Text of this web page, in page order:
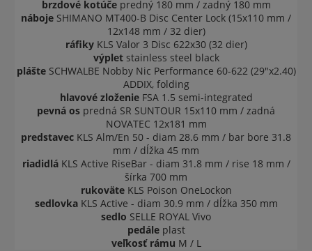
brzdové kotúčepredný 180 mm / zadný 180 mm
náboje SHIMANO MT400-B Disc Center Lock (15x110 mm /
12x148 mm / 32 dier)
ráfikyKLS Valor 3 Disc 622x30 (32 dier)
výpletstainless steel black
plášteSCHWALBE Nobby Nic Performance 60-622 (29"x2.40)
ADDIX, folding
hlavové zloženieFSA 1.5 semi-integrated
pevná os predná SR SUNTOUR 15x110 mm / zadná
NOVATEC 12x181 mm
predstavec KLS Alm/En 50 - diam 28.6 mm / bar bore 31.8
mm / dĺžka 45 mm
riadidláKLS Active RiseBar - diam 31.8 mm / rise 18 mm /
šírka 700 mm
rukoväteKLS Poison OneLockon
sedlovkaKLS Active - diam 30.9 mm / dĺžka 350 mm
sedlo SELLE ROYAL Vivo
pedáleplast
veľkosť rámu M / L